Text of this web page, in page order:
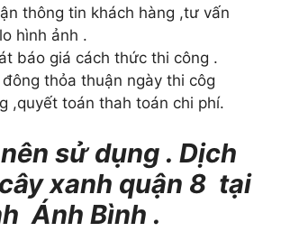
thông tin khách hàng ,tư vấn
hình ảnh .
báo giá cách thức thi công .
thỏa thuận ngày thi côg
,quyết toán thah toán chi phí.
sử dụng . Dịch
xanh quận 8 tại
Ánh Bình .